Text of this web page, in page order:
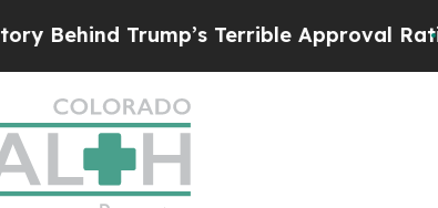
Trump’s Terrible Approval RatingBlack